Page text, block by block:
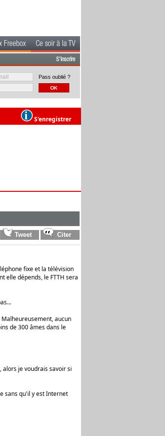
Freebox Ce soir à la TV
S'inscrire
Pass oublié ?
S'enregistrer
fixe et la télévision
elle dépends, le FTTH sera
aucun
de 300 âmes dans le
je voudrais savoir si
sans qu'il y est Internet